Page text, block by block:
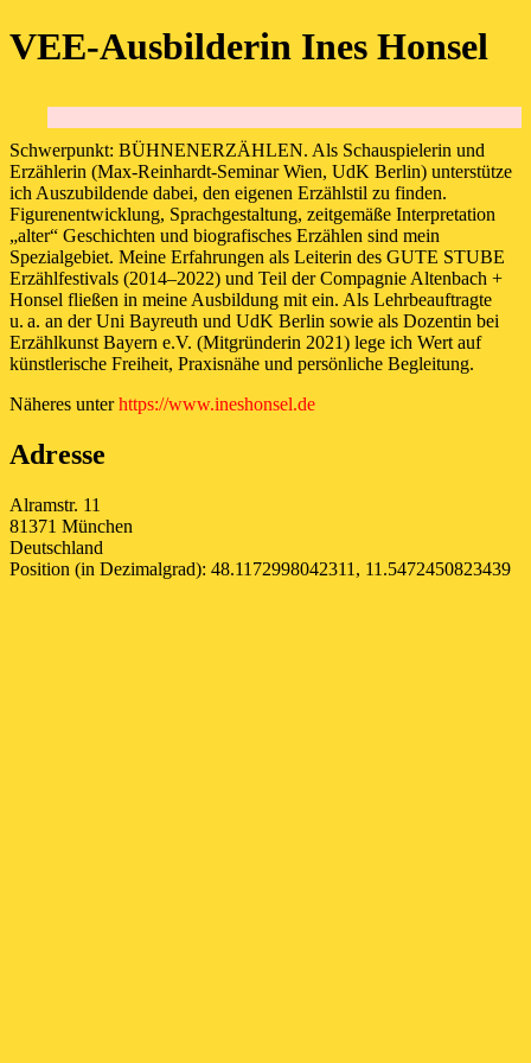
VEE-Ausbilderin Ines Honsel
Schwerpunkt: BÜHNENERZÄHLEN. Als Schauspielerin und
Erzählerin (Max-Reinhardt-Seminar Wien, UdK Berlin) unterstütze
ich Auszubildende dabei, den eigenen Erzählstil zu finden.
Figurenentwicklung, Sprachgestaltung, zeitgemäße Interpretation
„alter“ Geschichten und biografisches Erzählen sind mein
Spezialgebiet. Meine Erfahrungen als Leiterin des GUTE STUBE
Erzählfestivals (2014–2022) und Teil der Compagnie Altenbach +
Honsel fließen in meine Ausbildung mit ein. Als Lehrbeauftragte
u. a. an der Uni Bayreuth und UdK Berlin sowie als Dozentin bei
Erzählkunst Bayern e.V. (Mitgründerin 2021) lege ich Wert auf
künstlerische Freiheit, Praxisnähe und persönliche Begleitung.
Näheres unterhttps://www.ineshonsel.de
Adresse
Alramstr. 11
81371 München
Deutschland
Position (in Dezimalgrad): 48.1172998042311, 11.5472450823439